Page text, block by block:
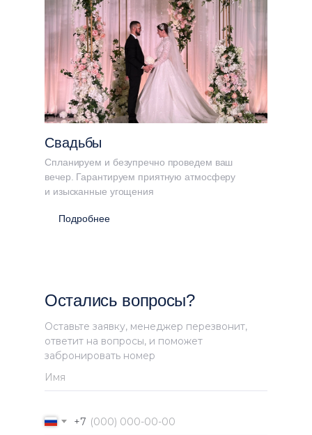
Свадьбы
Спланируем и безупречно проведем ваш
вечер. Гарантируем приятную атмосферу
и изысканные угощения
Подробнее
Оставьте заявку, менеджер перезвонит,
ответит на вопросы, и поможет
забронировать номер
Остались вопросы?
+7
Остались вопросы?
Задайте их